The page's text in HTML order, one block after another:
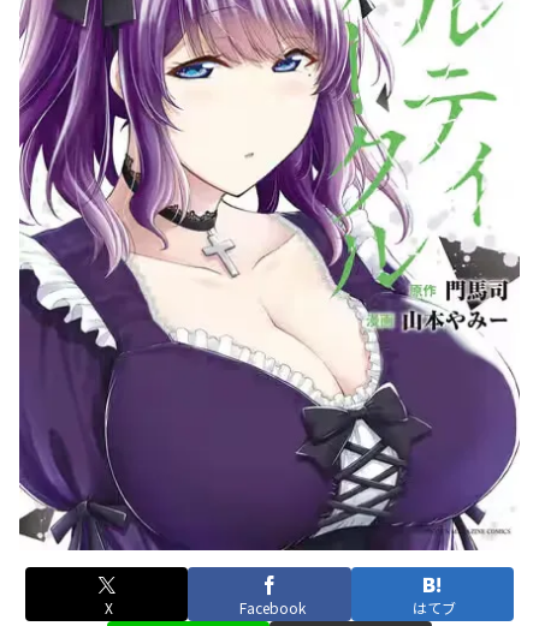
X Facebook はてブ